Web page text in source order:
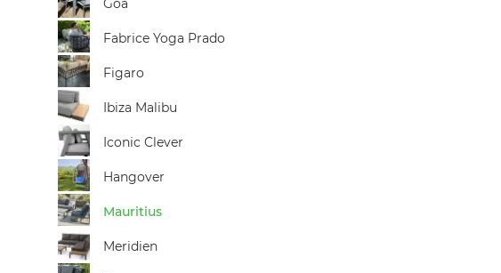
Fabrice Yoga Prado
Figaro
Ibiza Malibu
Iconic Clever
Hangover
Mauritius
Meridien